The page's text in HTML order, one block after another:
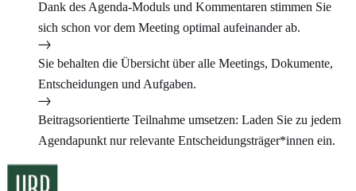
Dank des Agenda-Moduls und Kommentaren stimmen Sie
sich schon vor dem Meeting optimal aufeinander ab.
Sie behalten die Übersicht über alle Meetings, Dokumente,
Entscheidungen und Aufgaben.
Beitragsorientierte Teilnahme umsetzen: Laden Sie zu jedem
Agendapunkt nur relevante Entscheidungsträger*innen ein.